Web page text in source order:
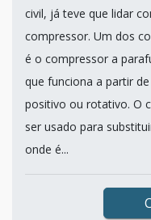
civil, já teve que lidar
compressor. Um dos
é o compressor a
que funciona a partir
positivo ou rotativo. O
ser usado para
onde é...